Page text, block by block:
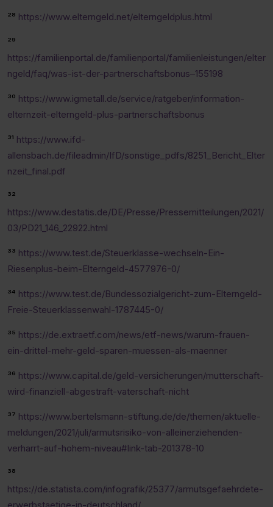
²⁸ https://www.elterngeld.net/elterngeldplus.html
²⁹
https://familienportal.de/familienportal/familienleistungen/elter
ngeld/faq/was-ist-der-partnerschaftsbonus–155198
³⁰ https://www.igmetall.de/service/ratgeber/information-
elternzeit-elterngeld-plus-partnerschaftsbonus
³¹ https://www.ifd-
allensbach.de/fileadmin/IfD/sonstige_pdfs/8251_Bericht_Elter
nzeit_final.pdf
³²
https://www.destatis.de/DE/Presse/Pressemitteilungen/2021/
03/PD21_146_22922.html
³³ https://www.test.de/Steuerklasse-wechseln-Ein-
Riesenplus-beim-Elterngeld-4577976-0/
³⁴ https://www.test.de/Bundessozialgericht-zum-Elterngeld-
Freie-Steuerklassenwahl-1787445-0/
³⁵ https://de.extraetf.com/news/etf-news/warum-frauen-
ein-drittel-mehr-geld-sparen-muessen-als-maenner
³⁶ https://www.capital.de/geld-versicherungen/mutterschaft-
wird-finanziell-abgestraft-vaterschaft-nicht
³⁷ https://www.bertelsmann-stiftung.de/de/themen/aktuelle-
meldungen/2021/juli/armutsrisiko-von-alleinerziehenden-
verharrt-auf-hohem-niveau#link-tab-201378-10
³⁸
https://de.statista.com/infografik/25377/armutsgefaehrdete-
erwerbstaetige-in-deutschland/